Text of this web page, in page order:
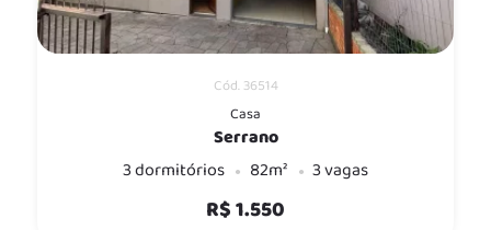
Cód. 36514
Casa
Serrano
3 dormitórios
82m² 3 vagas
R$ 1.550